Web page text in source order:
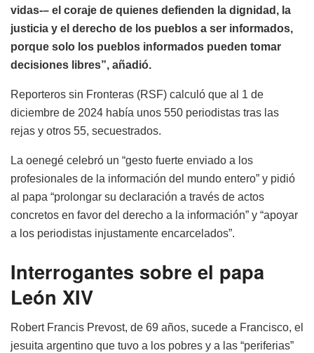
vidas-– el coraje de quienes defienden la dignidad, la
justicia y el derecho de los pueblos a ser informados,
porque solo los pueblos informados pueden tomar
decisiones libres”, añadió.
Reporteros sin Fronteras (RSF) calculó que al 1 de
diciembre de 2024 había unos 550 periodistas tras las
rejas y otros 55, secuestrados.
La oenegé celebró un “gesto fuerte enviado a los
profesionales de la información del mundo entero” y pidió
al papa “prolongar su declaración a través de actos
concretos en favor del derecho a la información” y “apoyar
a los periodistas injustamente encarcelados”.
Interrogantes sobre el papa
León XIV
Robert Francis Prevost, de 69 años, sucede a Francisco, el
jesuita argentino que tuvo a los pobres y a las “periferias”